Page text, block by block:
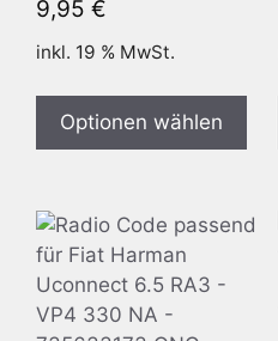
9,95 €
inkl. 19 % MwSt.
Optionen wählen